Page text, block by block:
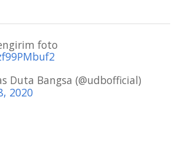
foto
Duta Bangsa (@udbofficial)
2020